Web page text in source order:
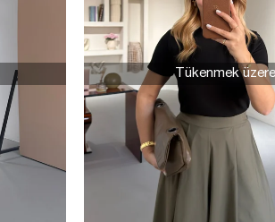
Tükenmek üzere